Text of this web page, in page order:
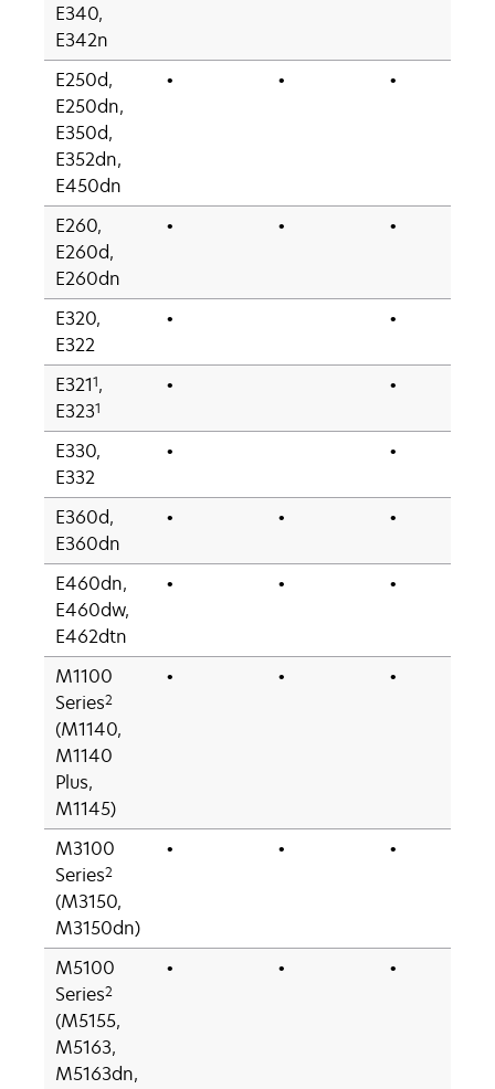
E340,
E342n
E250d,
E250dn,
E350d,
E352dn,
E450dn
• • •
E260,
E260d,
E260dn
• • •
E320,
E322
• •
E3211,
E3231
• •
E330,
E332
• •
E360d,
E360dn
• • •
E460dn,
E460dw,
E462dtn
• • •
M1100
Series2
(M1140,
M1140
Plus,
M1145)
• • •
M3100
Series2
(M3150,
M3150dn)
• • •
M5100
Series2
(M5155,
M5163,
M5163dn,
• • •